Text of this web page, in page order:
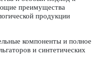
преимущества
продукции
компоненты и полное
и синтетических